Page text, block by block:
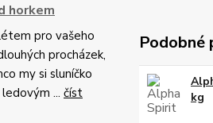
horkem
pro vašeho
procházek,
my si sluníčko
... číst
Podobné
kg